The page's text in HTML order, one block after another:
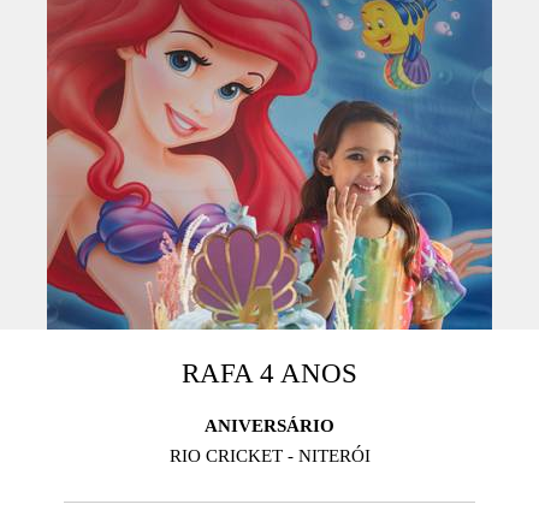
RAFA 4 ANOS
ANIVERSÁRIO
RIO CRICKET - NITERÓI